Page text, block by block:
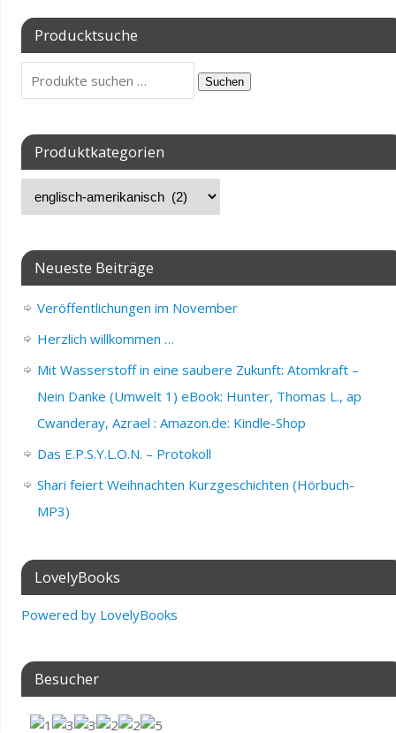
Producktsuche
Suchen
Produktkategorien
Neueste Beiträge
Veröffentlichungen im November
Herzlich willkommen …
Mit Wasserstoff in eine saubere Zukunft: Atomkraft –
Nein Danke (Umwelt 1) eBook: Hunter, Thomas L., ap
Cwanderay, Azrael : Amazon.de: Kindle-Shop
Das E.P.S.Y.L.O.N. – Protokoll
Shari feiert Weihnachten Kurzgeschichten (Hörbuch-
MP3)
LovelyBooks
Powered by LovelyBooks
Besucher